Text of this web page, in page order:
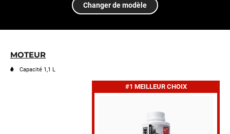
Revendeurs
Changer de modèle
MOTEUR
Capacité 1,1 L
#1 MEILLEUR CHOIX